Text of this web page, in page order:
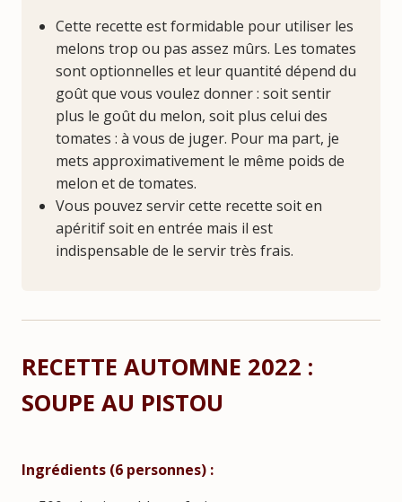
Cette recette est formidable pour utiliser les
melons trop ou pas assez mûrs. Les tomates
sont optionnelles et leur quantité dépend du
goût que vous voulez donner : soit sentir
plus le goût du melon, soit plus celui des
tomates : à vous de juger. Pour ma part, je
mets approximativement le même poids de
melon et de tomates.
Vous pouvez servir cette recette soit en
apéritif soit en entrée mais il est
indispensable de le servir très frais.
RECETTE AUTOMNE 2022 :
SOUPE AU PISTOU
Ingrédients (6 personnes) :